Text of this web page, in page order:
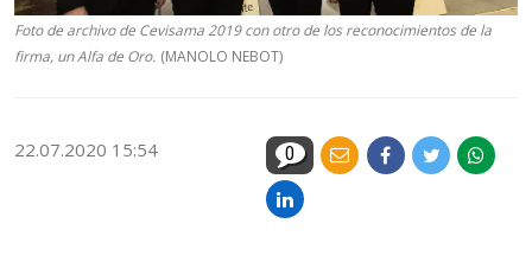
Foto de archivo de Cevisama 2019 con otro de los reconocimientos de la
firma, un Alfa de Oro. (MANOLO NEBOT)
22.07.2020 15:54 0